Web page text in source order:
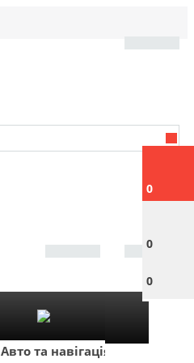
0
0
0
Авто та навігація